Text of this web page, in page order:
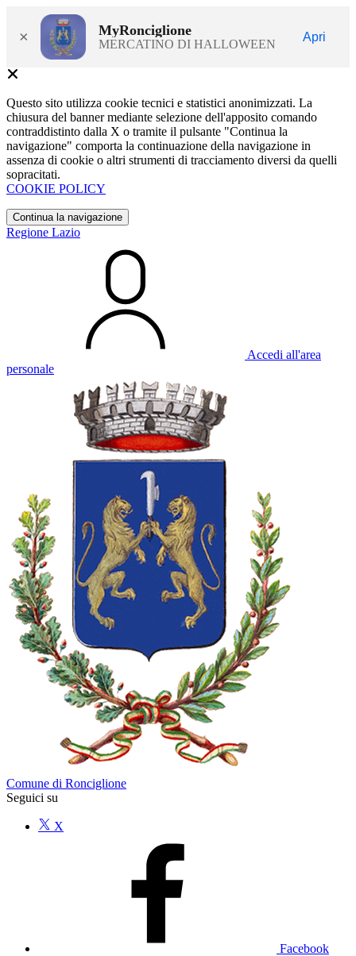
× MyRonciglione
MERCATINO DI HALLOWEEN
Apri
Questo sito utilizza cookie tecnici e statistici anonimizzati. La
chiusura del banner mediante selezione dell'apposito comando
contraddistinto dalla X o tramite il pulsante "Continua la
navigazione" comporta la continuazione della navigazione in
assenza di cookie o altri strumenti di tracciamento diversi da quelli
sopracitati.
COOKIE POLICY
Continua la navigazione
Regione Lazio
Accedi all'area
personale
Comune di Ronciglione
Seguici su
X
Facebook